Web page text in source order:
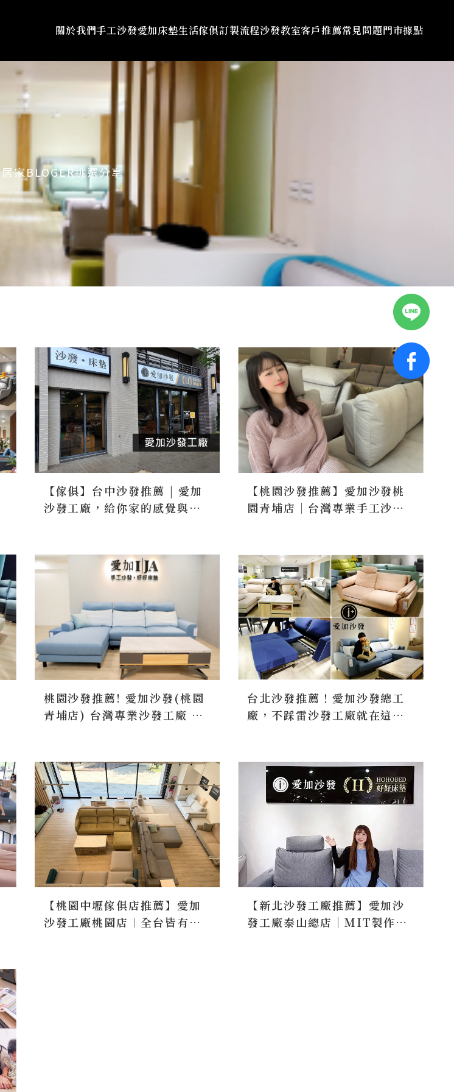
關於我們手工沙發愛加床墊生活傢俱訂製流程沙發教室客戶推薦常見問題門市據點
居家BLOGER挑選分享
【傢俱】台中沙發推薦 | 愛加
沙發工廠，給你家的感覺與溫
【桃園沙發推薦】愛加沙發桃
園青埔店｜台灣專業手工沙發
質尺寸、布料、顏色、沙發腳
皆可客製化！
桃園沙發推薦! 愛加沙發(桃園
青埔店) 台灣專業沙發工廠 手
台北沙發推薦！愛加沙發總工
廠，不踩雷沙發工廠就在這，
【桃園中壢傢俱店推薦】愛加
沙發工廠桃園店︱全台皆有門
【新北沙發工廠推薦】愛加沙
發工廠泰山總店｜MIT製作、